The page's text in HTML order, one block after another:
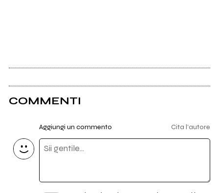
COMMENTI
Aggiungi un commento Cita l'autore